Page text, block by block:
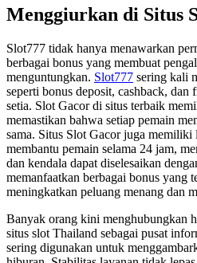
Menggiurkan di Situs
Slot777 tidak hanya menawarkan
berbagai bonus yang membuat
menguntungkan. Slot777 sering kali
seperti bonus deposit, cashback, dan
setia. Slot Gacor di situs terbaik
memastikan bahwa setiap pemain
sama. Situs Slot Gacor juga memiliki
membantu pemain selama 24 jam,
dan kendala dapat diselesaikan
memanfaatkan berbagai bonus yang
meningkatkan peluang menang dan
Banyak orang kini menghubungkan
situs slot Thailand sebagai pusat
sering digunakan untuk